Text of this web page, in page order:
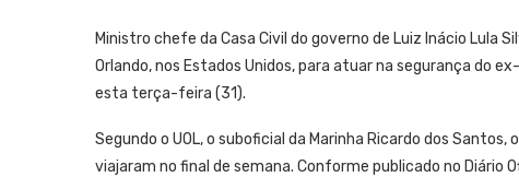
Ministro chefe da Casa Civil do governo de Luiz Inácio Lula
Orlando, nos Estados Unidos, para atuar na segurança do
esta terça-feira (31).
Segundo o UOL, o suboficial da Marinha Ricardo dos
viajaram no final de semana. Conforme publicado no Diário